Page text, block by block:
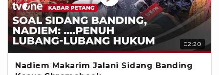
02:20
Nadiem Makarim Jalani Sidang Banding